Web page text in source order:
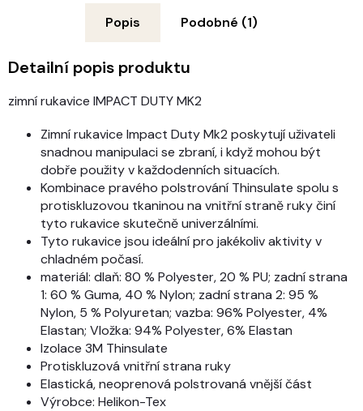
Popis Podobné (1)
Detailní popis produktu
zimní rukavice IMPACT DUTY MK2
Zimní rukavice Impact Duty Mk2 poskytují uživateli
snadnou manipulaci se zbraní, i když mohou být
dobře použity v každodenních situacích.
Kombinace pravého polstrování Thinsulate spolu s
protiskluzovou tkaninou na vnitřní straně ruky činí
tyto rukavice skutečně univerzálními.
Tyto rukavice jsou ideální pro jakékoliv aktivity v
chladném počasí.
materiál: dlaň: 80 % Polyester, 20 % PU; zadní strana
1: 60 % Guma, 40 % Nylon; zadní strana 2: 95 %
Nylon, 5 % Polyuretan; vazba: 96% Polyester, 4%
Elastan; Vložka: 94% Polyester, 6% Elastan
Izolace 3M Thinsulate
Protiskluzová vnitřní strana ruky
Elastická, neoprenová polstrovaná vnější část
Výrobce: Helikon-Tex